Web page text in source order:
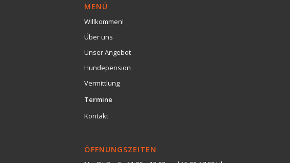
MENÜ
Willkommen!
Über uns
Unser Angebot
Hundepension
Vermittlung
Termine
Kontakt
ÖFFNUNGSZEITEN